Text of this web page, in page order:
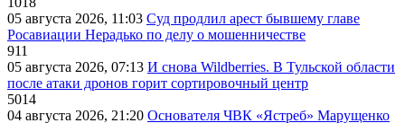
05 августа 2026, 11:03 Суд продлил арест бывшему главе
Росавиации Нерадько по делу о мошенничестве
911
05 августа 2026, 07:13 И снова Wildberries. В Тульской области
после атаки дронов горит сортировочный центр
5014
04 августа 2026, 21:20 Основателя ЧВК «Ястреб» Марущенко